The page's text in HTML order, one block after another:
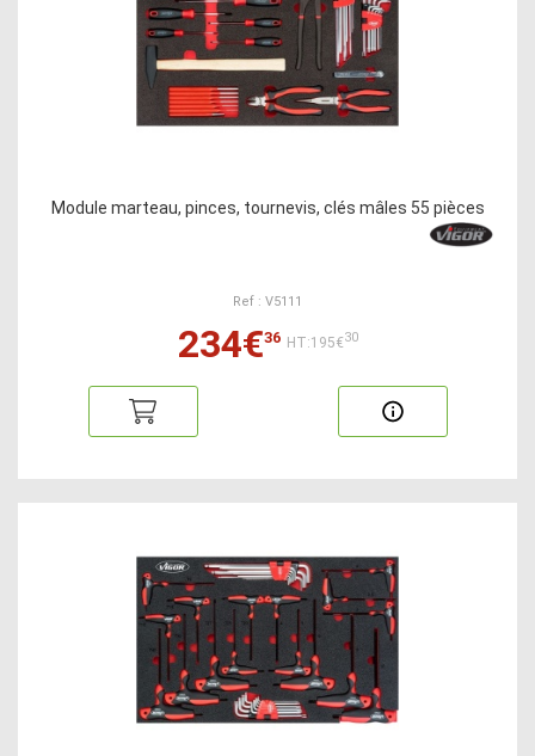
Module marteau, pinces, tournevis, clés mâles 55 pièces
Ref : V5111
234€36 HT:195€30